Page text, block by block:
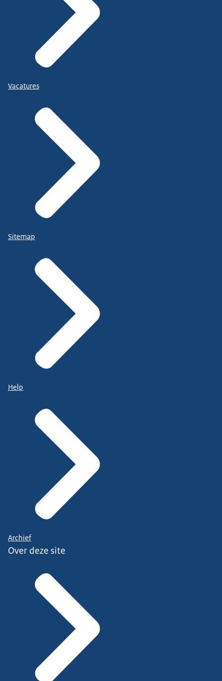
Vacatures
Sitemap
Help
Archief
Over deze site